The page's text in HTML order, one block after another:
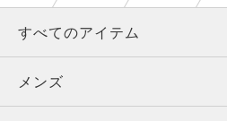
すべてのアイテム
メンズ
メンズ